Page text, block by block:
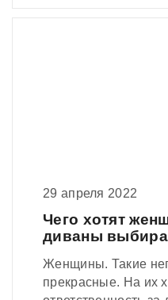
29 апреля 2022
Чего хотят
диваны
Женщины. Такие
прекрасные. На их